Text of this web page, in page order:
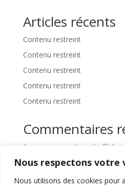
Nous respectons votre
Nous utilisons des cookies pour
Articles récents
Contenu restreint
Contenu restreint
Contenu restreint
Contenu restreint
Contenu restreint
Commentaires
Aucun commentaire à afficher.